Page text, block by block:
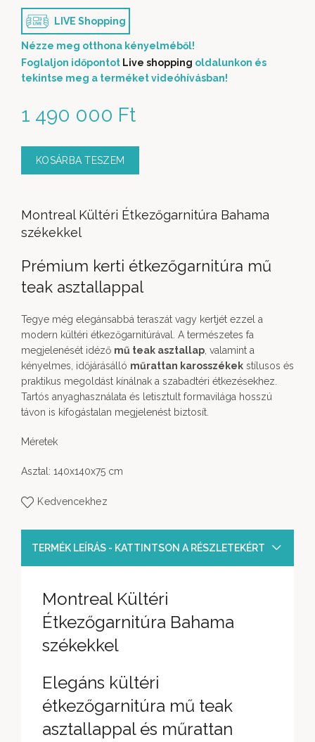
1 490 000 Ft
LIVE Shopping
Nézze meg otthona kényelméből!
Foglaljon időpontot Live shopping oldalunkon és
tekintse meg a terméket videóhívásban!
KOSÁRBA TESZEM
Montreal Kültéri Étkezőgarnitúra Bahama
székekkel
Prémium kerti étkezőgarnitúra mű
teak asztallappal
Tegye még elegánsabbá teraszát vagy kertjét ezzel a
modern kültéri étkezőgarnitúrával. A természetes fa
megjelenését idéző mű teak asztallap , valamint a
kényelmes, időjárásálló műrattan karosszékek stílusos és
praktikus megoldást kínálnak a szabadtéri étkezésekhez.
Tartós anyaghasználata és letisztult formavilága hosszú
távon is kifogástalan megjelenést biztosít.
Méretek
Asztal: 140x140x75 cm
Kedvencekhez
TERMÉK LEÍRÁS - KATTINTSON A RÉSZLETEKÉRT
Montreal Kültéri
Étkezőgarnitúra Bahama
székekkel
Elegáns kültéri
étkezőgarnitúra mű teak
asztallappal és műrattan